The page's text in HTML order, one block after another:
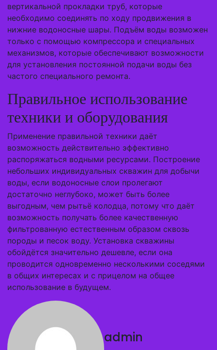
вертикальной прокладки труб, которые
необходимо соединять по ходу продвижения в
нижние водоносные шары. Подъём воды возможен
только с помощью компрессора и специальных
механизмов, которые обеспечивают возможности
для установления постоянной подачи воды без
частого специального ремонта.
Правильное использование
техники и оборудования
Применение правильной техники даёт
возможность действительно эффективно
распоряжаться водными ресурсами. Построение
небольших индивидуальных скважин для добычи
воды, если водоносные слои пролегают
достаточно неглубоко, может быть более
выгодным, чем рытьё колодца, потому что даёт
возможность получать более качественную
фильтрованную естественным образом сквозь
породы и песок воду. Установка скважины
обойдётся значительно дешевле, если она
проводится одновременно несколькими соседями
в общих интересах и с прицелом на общее
использование в будущем.
admin